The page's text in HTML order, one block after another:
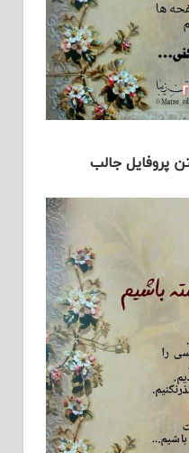
پروفایل جالب